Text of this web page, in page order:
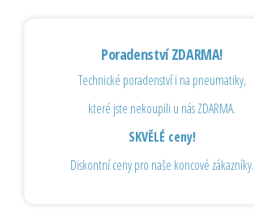
Poradenství ZDARMA!
Technické poradenství i na pneumatiky,
které jste nekoupili u nás ZDARMA.
SKVĚLÉ ceny!
Diskontní ceny pro naše koncové zákazníky.